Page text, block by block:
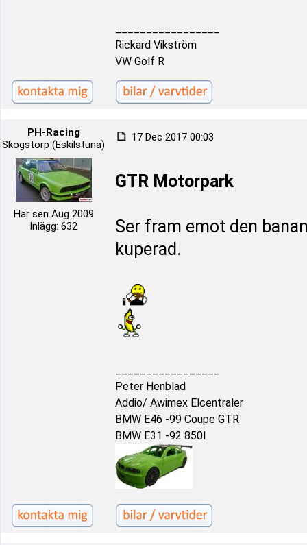
Rickard Vikström
VW Golf R
PH-Racing
Skogstorp (Eskilstuna)
Här sen Aug 2009
Inlägg: 632
17 Dec 2017 00:03
GTR Motorpark
Ser fram emot den
kuperad.
Peter Henblad
Addio/ Awimex Elcentraler
BMW E46 -99 Coupe GTR
BMW E31 -92 850I